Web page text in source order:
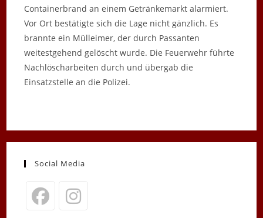
Containerbrand an einem Getränkemarkt alarmiert.
Vor Ort bestätigte sich die Lage nicht gänzlich. Es
brannte ein Mülleimer, der durch Passanten
weitestgehend gelöscht wurde. Die Feuerwehr führte
Nachlöscharbeiten durch und übergab die
Einsatzstelle an die Polizei.
Social Media